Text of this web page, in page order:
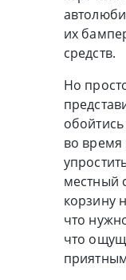
их
средств.
Но
во
местный
корзину
что
что